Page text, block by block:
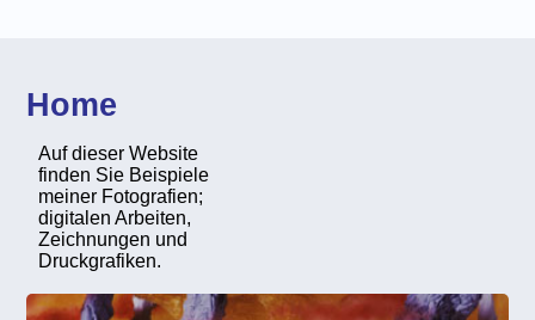
Home
Auf dieser Website
finden Sie Beispiele
meiner Fotografien;
digitalen Arbeiten,
Zeichnungen und
Druckgrafiken.